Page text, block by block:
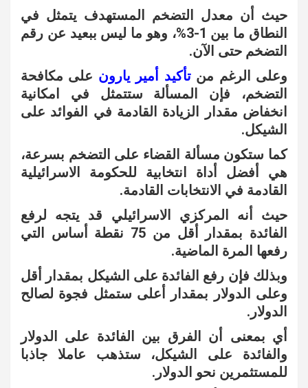
حيث أن معدل التضخم المستهدف يتمثل في
النطاق ما بين 1-3%، وهو ما ليس ببعيد عن رقم
التضخم حتى الآن.
وعلى الرغم منتأكيد أمير يارون على مكافحة
التضخم، فإن المسألة ستتمثل في امكانية
انخفاض مقدار الزيادة القادمة في الفوائد على
الشيكل.
كما ستكون مسألة القضاء على التضخم بسرعة،
هي أفضل أداة انتخابية للحكومة الاسرائيلية
القادمة في الانتخابات القادمة.
حيث أنه المركزي الاسرائيلي قد يتجه لرفع
الفائدة بمقدار أقل من 75 نقطة أساس التي
رفعها المرة الماضية.
وبذلك فإن رفع الفائدة على الشيكل بمقدار أقل
وعلى الدولار بمقدار أعلى ستمثل فجوة لصالح
الدولار.
أي بمعنى أن الفرق بين الفائدة على الدولار
والفائدة على الشيكل، ستذهب عاملا جاذبا
للمستثمرين نحو الدولار.